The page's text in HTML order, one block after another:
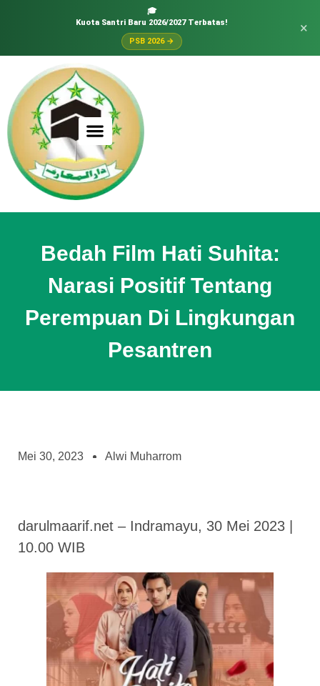
🎓
Kuota Santri Baru 2026/2027 Terbatas!
PSB 2026 →
×
Bedah Film Hati Suhita:
Narasi Positif Tentang
Perempuan Di Lingkungan
Pesantren
Mei 30, 2023 Alwi Muharrom
darulmaarif.net – Indramayu, 30 Mei 2023 |
10.00 WIB